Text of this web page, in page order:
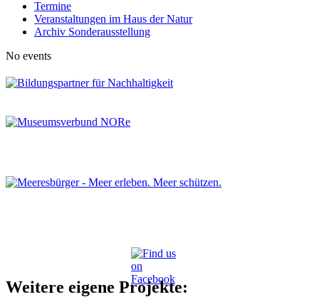
Termine
Veranstaltungen im Haus der Natur
Archiv Sonderausstellung
No events
Weitere eigene Projekte: